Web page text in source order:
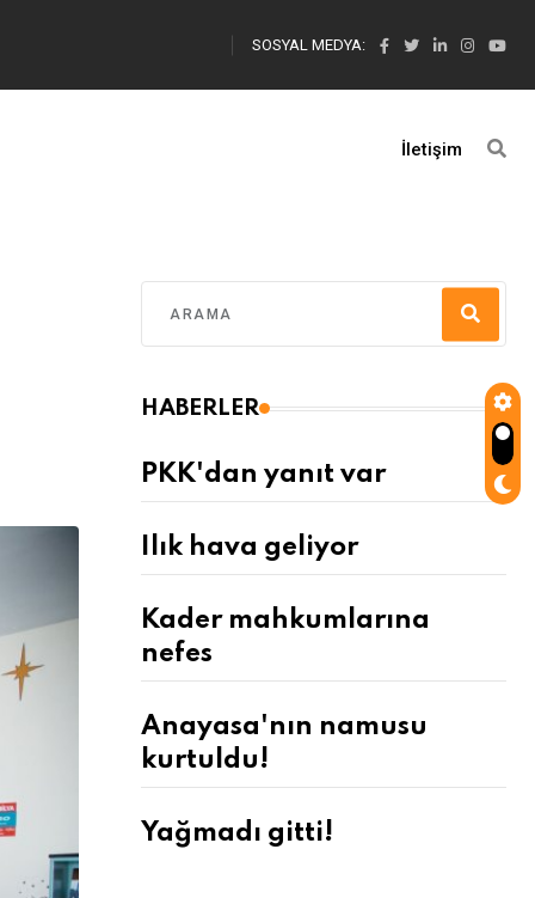
SOSYAL MEDYA:
İletişim
HABERLER
PKK'dan yanıt var
Ilık hava geliyor
Kader mahkumlarına
nefes
Anayasa'nın namusu
kurtuldu!
Yağmadı gitti!